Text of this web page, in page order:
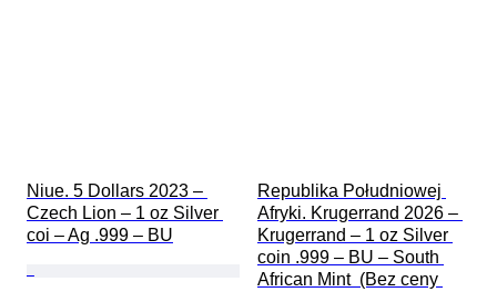
Niue. 5 Dollars 2023 –
Czech Lion – 1 oz Silver
coi – Ag .999 – BU
Republika Południowej
Afryki. Krugerrand 2026 –
Krugerrand – 1 oz Silver
coin .999 – BU – South
African Mint  (Bez ceny